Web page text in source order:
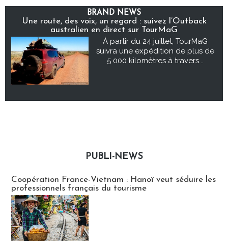
BRAND NEWS
Une route, des voix, un regard : suivez l’Outback
australien en direct sur TourMaG
À partir du 24 juillet, TourMaG
suivra une expédition de plus de
5 000 kilomètres à travers...
PUBLI-NEWS
Coopération France-Vietnam : Hanoï veut séduire les
professionnels français du tourisme